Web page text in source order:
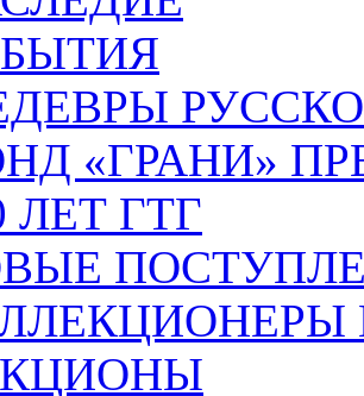
«ГРАНИ»
ЛЕТ ГТГ